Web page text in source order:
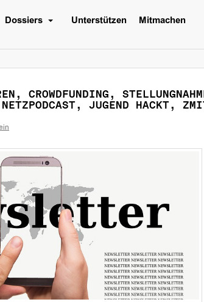
Dossiers Unterstützen Mitmachen
CROWDFUNDING,
JUGEND HACKT,